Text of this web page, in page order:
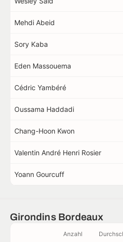
Mehdi Abeid
Sory Kaba
Eden Massouema
Cédric Yambéré
Oussama Haddadi
Chang-Hoon Kwon
Valentin André Henri Rosier
Yoann Gourcuff
Girondins Bordeaux
Anzahl